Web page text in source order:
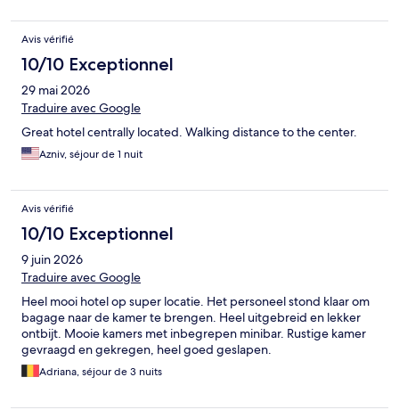
Avis vérifié
10/10 Exceptionnel
29 mai 2026
Traduire avec Google
Great hotel centrally located. Walking distance to the center.
Azniv, séjour de 1 nuit
Avis vérifié
10/10 Exceptionnel
9 juin 2026
Traduire avec Google
Heel mooi hotel op super locatie. Het personeel stond klaar om
bagage naar de kamer te brengen. Heel uitgebreid en lekker
ontbijt. Mooie kamers met inbegrepen minibar. Rustige kamer
gevraagd en gekregen, heel goed geslapen.
Adriana, séjour de 3 nuits